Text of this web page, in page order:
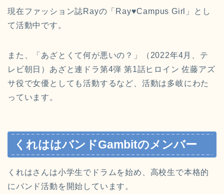
現在ファッション誌Rayの「Ray♥Campus Girl」とし
て活動中です。
また、「あざとくて何が悪いの？」（2022年4月、テ
レビ朝日）あざと連ドラ第4弾 第1話ヒロイン 佐藤アズ
サ役で女優としても活動するなど、活動は多岐にわた
っています。
くれははバンドGambitのメンバー
くれはさんは小学生でドラムを始め、高校生で本格的
にバンド活動を開始しています。